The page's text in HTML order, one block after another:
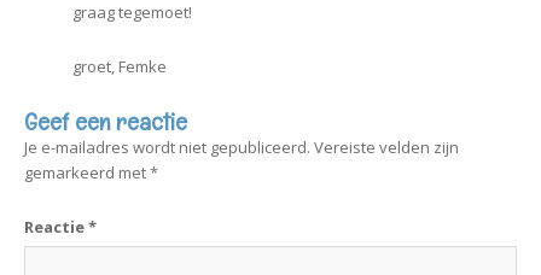
graag tegemoet!
groet, Femke
Geef een reactie
Je e-mailadres wordt niet gepubliceerd. Vereiste velden zijn
gemarkeerd met*
Reactie*